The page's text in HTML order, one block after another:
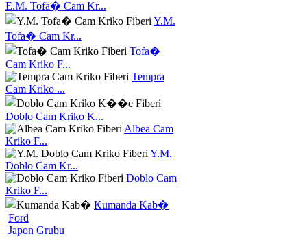
E.M. Tofa� Cam Kr...
Y.M.
Tofa� Cam Kr...
Tofa�
Cam Kriko F...
Tempra
Cam Kriko ...
Doblo Cam Kriko K...
Albea Cam
Kriko F...
Y.M.
Doblo Cam Kr...
Doblo Cam
Kriko F...
Kumanda Kab�
Ford
Japon Grubu